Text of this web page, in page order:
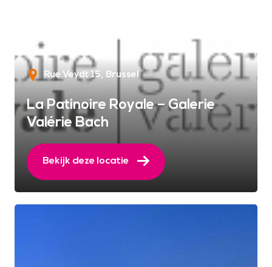
Rue Veydt 15 Brussel
La Patinoire Royale – Galerie
Valérie Bach
Bekijk deze locatie